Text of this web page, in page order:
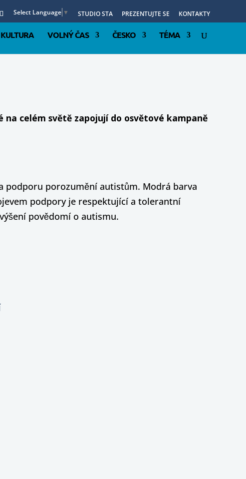
Select Language ▼ STUDIO STA PREZENTUJTE SE KONTAKTY
KULTURA VOLNÝ ČAS ČESKO TÉMA
celém světě zapojují do osvětové kampaně
podporu porozumění autistům. Modrá barva
podpory je respektující a tolerantní
povědomí o autismu.